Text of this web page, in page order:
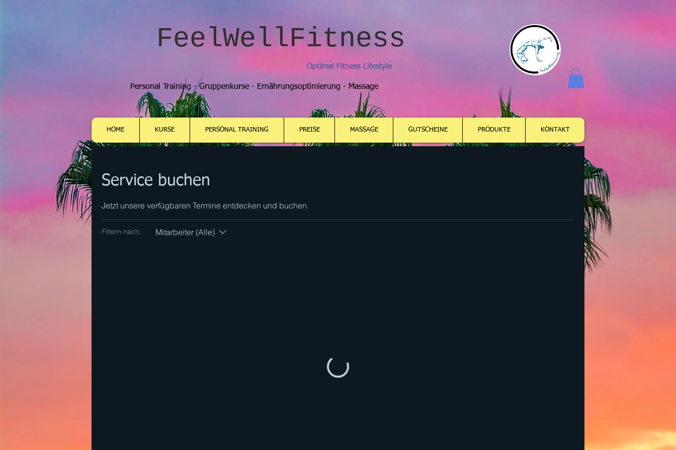
Optimal Fitness Lifestyle
FeelWellFitness
Personal Training - Gruppenkurse - Ernährungsoptimierung - Massage
Anmelden
HOME KURSE PERSONAL TRAINING PREISE MASSAGE GUTSCHEINE PRODUKTE KONTAKT
Service buchen
Jetzt unsere verfügbaren Termine entdecken und buchen.
Filtern nach: Mitarbeiter (Alle)